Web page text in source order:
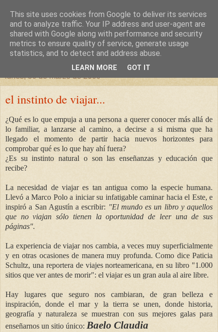
un sitio diferente
una casa para crecer, un castillo para soñar
lunes, 30 de marzo de 2009
el instinto de viajar...
¿Qué es lo que empuja a una persona a querer conocer más allá de
lo familiar, a lanzarse al camino, a decirse a si misma que ha
llegado el momento de partir hacia nuevos horizontes para
comprobar qué es lo que hay ahí fuera?
¿Es su instinto natural o son las enseñanzas y educación que
recibe?
La necesidad de viajar es tan antigua como la especie humana.
Llevó a Marco Polo a iniciar su infatigable caminar hacia el Este, e
inspiró a San Agustín a escribir: "El mundo es un libro y aquellos
que no viajan sólo tienen la oportunidad de leer una de sus
páginas".
La experiencia de viajar nos cambia, a veces muy superficialmente
y en otras ocasiones de manera muy profunda. Como dice Paticia
Schultz, una reportera de viajes norteamericana, en su libro "1.000
sitios que ver antes de morir": el viajar es un gran aula al aire libre.
Hay lugares que seguro nos cambiaran, de gran belleza e
inspiración, donde el mar y la tierra se unen, donde historia,
geografía y naturaleza se muestran con sus mejores galas para
enseñarnos un sitio único: Baelo Claudia
This site uses cookies from Google to deliver its services
and to analyze traffic. Your IP address and user-agent are
shared with Google along with performance and security
metrics to ensure quality of service, generate usage
statistics, and to detect and address abuse.
LEARN MORE GOT IT